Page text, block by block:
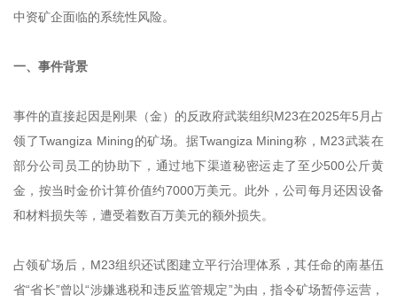
中资矿企面临的系统性风险。
一、事件背景
事件的直接起因是刚果（金）的反政府武装组织M23在2025年5月占
领了Twangiza Mining的矿场。据Twangiza Mining称，M23武装在
部分公司员工的协助下，通过地下渠道秘密运走了至少500公斤黄
金，按当时金价计算价值约7000万美元。此外，公司每月还因设备
和材料损失等，遭受着数百万美元的额外损失。
占领矿场后，M23组织还试图建立平行治理体系，其任命的南基伍
省“省长”曾以“涉嫌逃税和违反监管规定”为由，指令矿场暂停运营，